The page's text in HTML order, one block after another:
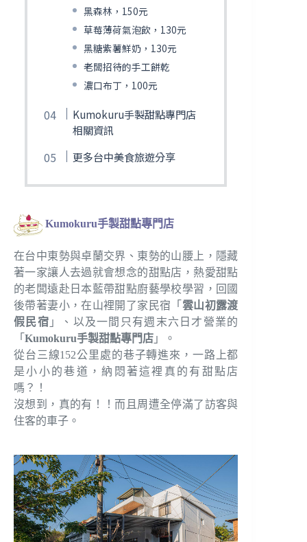
黑森林，150元
草莓薄荷氣泡飲，130元
黑糖紫薯鮮奶，130元
老闆招待的手工餅乾
濃口布丁，100元
Kumokuru手製甜點專門店
相關資訊
更多台中美食旅遊分享
Kumokuru手製甜點專門店
在台中東勢與卓蘭交界、東勢的山腰上，隱藏
著一家讓人去過就會想念的甜點店，熱愛甜點
的老闆遠赴日本藍帶甜點廚藝學校學習，回國
後帶著妻小，在山裡開了家民宿「 雲山初露渡
假民宿 」、以及一間只有週末六日才營業的
「 Kumokuru手製甜點專門店 」。
從台三線152公里處的巷子轉進來，一路上都
是小小的巷道，納悶著這裡真的有甜點店
嗎？！
沒想到，真的有！！而且周遭全停滿了訪客與
住客的車子。